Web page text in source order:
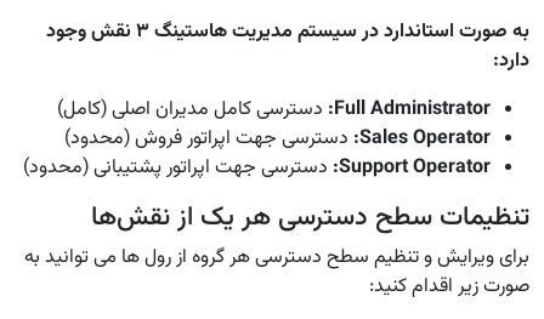
به صورت استاندارد در سیستم مدیریت هاستینگ ۳ نقش وجود
دارد:
Full Administrator
: دسترسی کامل مدیران اصلی (کامل)
Sales Operator
: دسترسی جهت اپراتور فروش (محدود)
Support Operator
: دسترسی جهت اپراتور پشتیبانی (محدود)
تنظیمات سطح دسترسی هر یک از نقش‌ها
برای ویرایش و تنظیم سطح دسترسی هر گروه از رول ها می توانید به
صورت زیر اقدام کنید: